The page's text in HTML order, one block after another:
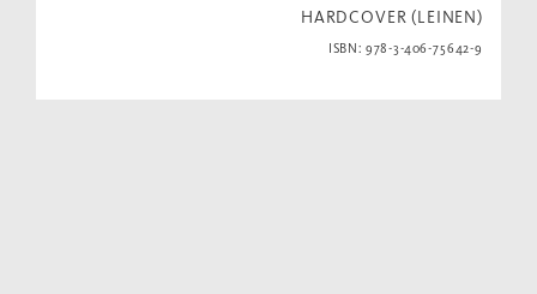
HARDCOVER (LEINEN)
ISBN: 978-3-406-75642-9